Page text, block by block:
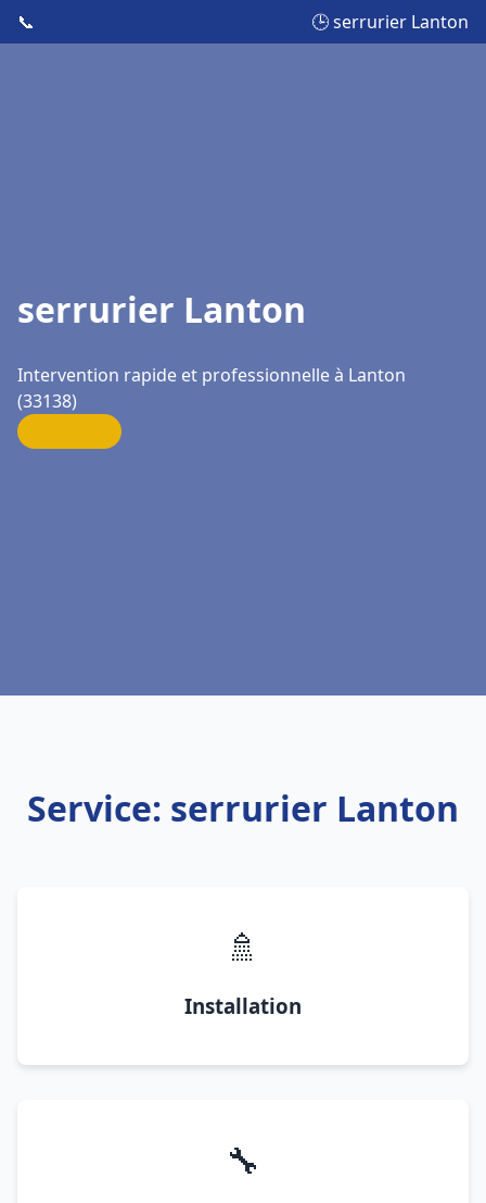
📞 🕒 serrurier Lanton
serrurier Lanton
Intervention rapide et professionnelle à Lanton
(33138)
Service: serrurier Lanton
🚿
Installation
🔧